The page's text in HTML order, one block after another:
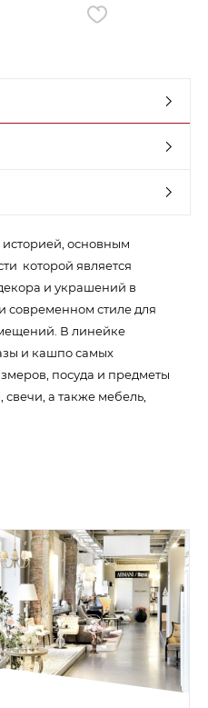
основным
которой является
и украшений в
современном стиле для
В линейке
и кашпо самых
посуда и предметы
а также мебель,